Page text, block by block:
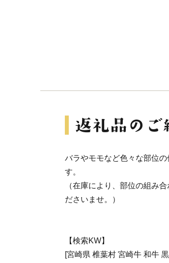
バラやモモなど色々な部位
す。
（在庫により、部位の組み
ださいませ。）
【検索KW】
[宮崎県 椎葉村 宮崎牛 和牛